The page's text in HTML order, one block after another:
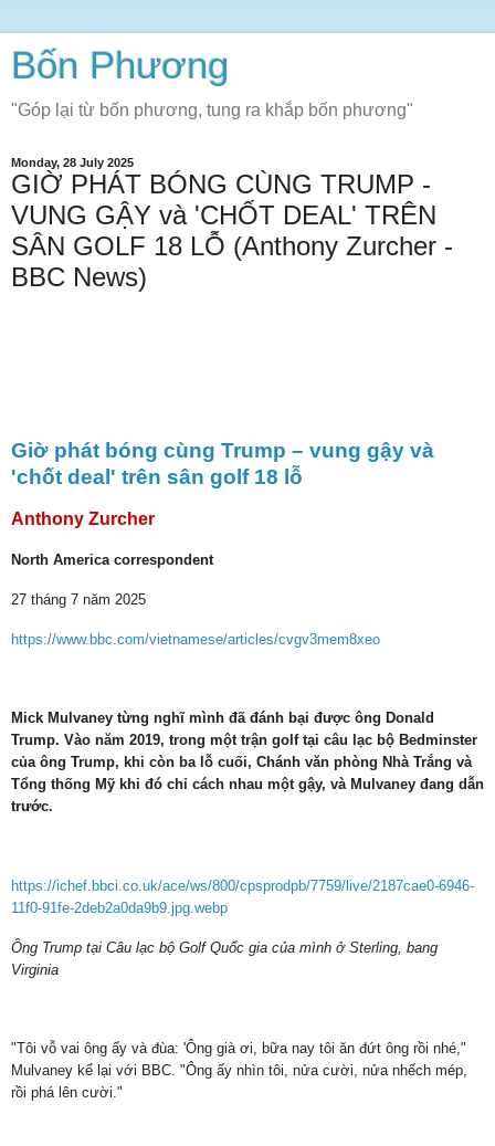
Bốn Phương
"Góp lại từ bốn phương, tung ra khắp bốn phương"
Monday, 28 July 2025
GIỜ PHÁT BÓNG CÙNG TRUMP -
VUNG GẬY và 'CHỐT DEAL' TRÊN
SÂN GOLF 18 LỖ (Anthony Zurcher -
BBC News)
Giờ phát bóng cùng Trump – vung gậy và
'chốt deal' trên sân golf 18 lỗ
Anthony Zurcher
North America correspondent
27 tháng 7 năm 2025
https://www.bbc.com/vietnamese/articles/cvgv3mem8xeo
Mick Mulvaney từng nghĩ mình đã đánh bại được ông Donald
Trump. Vào năm 2019, trong một trận golf tại câu lạc bộ Bedminster
của ông Trump, khi còn ba lỗ cuối, Chánh văn phòng Nhà Trắng và
Tổng thống Mỹ khi đó chỉ cách nhau một gậy, và Mulvaney đang dẫn
trước.
https://ichef.bbci.co.uk/ace/ws/800/cpsprodpb/7759/live/2187cae0-6946-
11f0-91fe-2deb2a0da9b9.jpg.webp
Ông Trump tại Câu lạc bộ Golf Quốc gia của mình ở Sterling, bang
Virginia
"Tôi vỗ vai ông ấy và đùa: 'Ông già ơi, bữa nay tôi ăn đứt ông rồi nhé,"
Mulvaney kể lại với BBC. "Ông ấy nhìn tôi, nửa cười, nửa nhếch mép,
rồi phá lên cười."